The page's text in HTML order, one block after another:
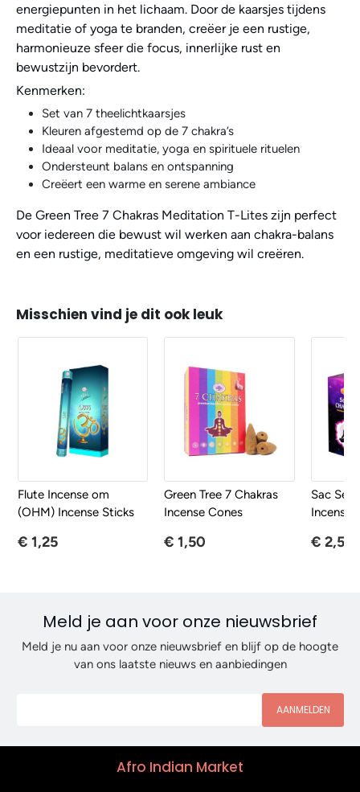
energiepunten in het lichaam. Door de kaarsjes tijdens
meditatie of yoga te branden, creëer je een rustige,
harmonieuze sfeer die focus, innerlijke rust en
bewustzijn bevordert.
Kenmerken:
Set van 7 theelichtkaarsjes
Kleuren afgestemd op de 7 chakra’s
Ideaal voor meditatie, yoga en spirituele rituelen
Ondersteunt balans en ontspanning
Creëert een warme en serene ambiance
De Green Tree 7 Chakras Meditation T-Lites zijn perfect
voor iedereen die bewust wil werken aan chakra-balans
en een rustige, meditatieve omgeving wil creëren.
Misschien vind je dit ook leuk
Flute Incense om
(OHM) Incense Sticks
€ 1,25
Green Tree 7 Chakras
Incense Cones
€ 1,50
Sac
Incense
€ 2,50
Meld je aan voor onze nieuwsbrief
Meld je nu aan voor onze nieuwsbrief en blijf op de hoogte
van ons laatste nieuws en aanbiedingen
AANMELDEN
Afro Indian Market